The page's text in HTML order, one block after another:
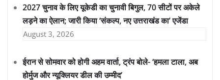
2027 चुनाव के लिए यूकेडी का चुनावी बिगुल, 70 सीटों पर अकेले
लड़ने का ऐलान; जारी किया ‘संकल्प, नए उत्तराखंड का’ एजेंडा
August 3, 2026
ईरान से सोमवार को होगी अहम वार्ता, ट्रंप बोले- ‘हमला टाला, अब
होर्मुज और न्यूक्लियर डील की उम्मीद’